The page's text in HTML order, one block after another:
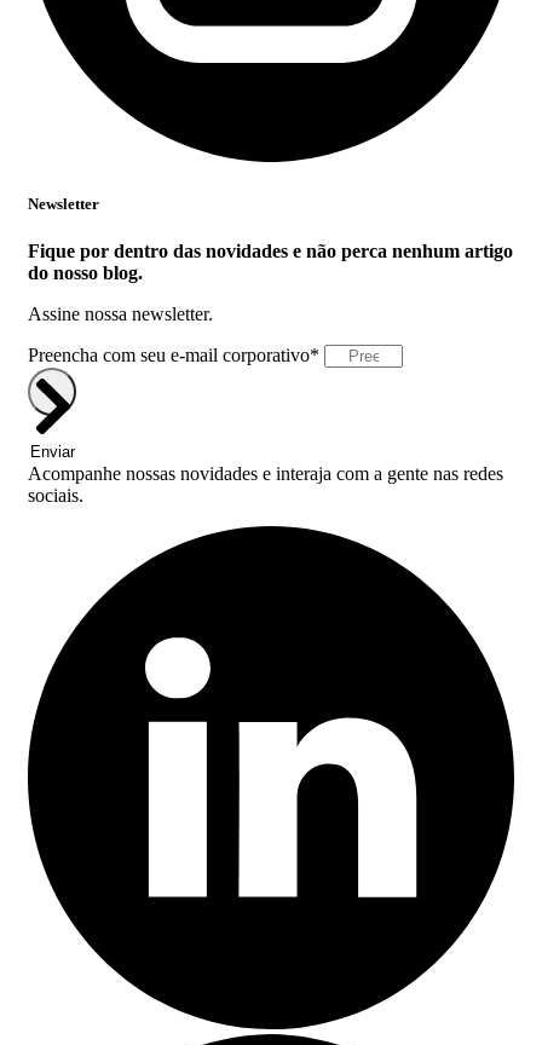
Newsletter
Fique por dentro das novidades e não perca nenhum artigo
do nosso blog.
Assine nossa newsletter.
Preencha com seu e-mail corporativo*
Enviar
Acompanhe nossas novidades e interaja com a gente nas redes
sociais.